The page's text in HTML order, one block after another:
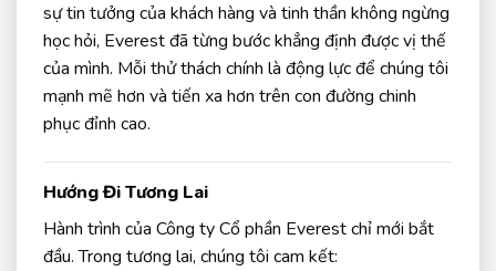
sự tin tưởng của khách hàng và tinh thần không ngừng
học hỏi, Everest đã từng bước khẳng định được vị thế
của mình. Mỗi thử thách chính là động lực để chúng tôi
mạnh mẽ hơn và tiến xa hơn trên con đường chinh
phục đỉnh cao.
Hướng Đi Tương Lai
Hành trình của Công ty Cổ phần Everest chỉ mới bắt
đầu. Trong tương lai, chúng tôi cam kết: